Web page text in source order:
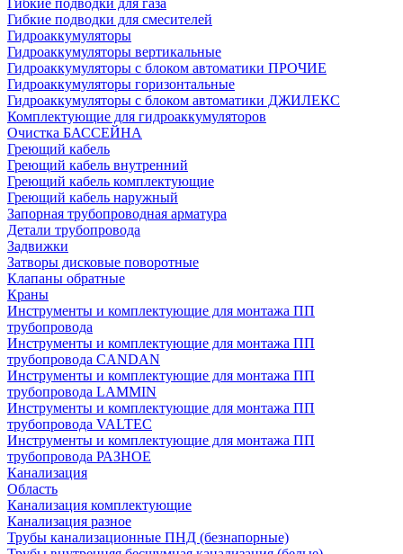
Гибкие подводки для газа
Гибкие подводки для смесителей
Гидроаккумуляторы
Гидроаккумуляторы вертикальные
Гидроаккумуляторы с блоком автоматики ПРОЧИЕ
Гидроаккумуляторы горизонтальные
Гидроаккумуляторы с блоком автоматики ДЖИЛЕКС
Комплектующие для гидроаккумуляторов
Очистка БАССЕЙНА
Греющий кабель
Греющий кабель внутренний
Греющий кабель комплектующие
Греющий кабель наружный
Запорная трубопроводная арматура
Детали трубопровода
Задвижки
Затворы дисковые поворотные
Клапаны обратные
Краны
Инструменты и комплектующие для монтажа ПП
трубопровода
Инструменты и комплектующие для монтажа ПП
трубопровода CANDAN
Инструменты и комплектующие для монтажа ПП
трубопровода LAMMIN
Инструменты и комплектующие для монтажа ПП
трубопровода VALTEC
Инструменты и комплектующие для монтажа ПП
трубопровода РАЗНОЕ
Канализация
Область
Канализация комплектующие
Канализация разное
Трубы канализационные ПНД (безнапорные)